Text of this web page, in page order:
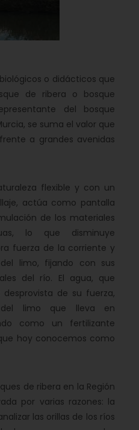
o didácticos que
de ribera o bosque
del bosque
se suma el valor que
a grandes avenidas
flexible y con un
actúa como pantalla
de los materiales
lo que disminuye
fuerza de la corriente y
limo, fijando con sus
del río. El agua, que
de su fuerza,
del limo que lleva en
como un fertilizante
hoy conocemos como
de ribera en la Región
por varias razones: la
las orillas de los ríos